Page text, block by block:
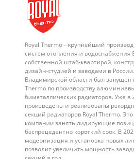
Royal Thermo – крупнейший
систем отопления и водоснабжения
собственной штаб-квартирой,
дизайн-студией и заводами в
Владимирской области был запущен
Thermo по производству
биметаллических радиаторов. Уже в
произведены и реализованы
секций радиаторов Royal Thermo.
компании занять лидирующие
беспрецедентно короткий срок. В
модернизация и установка новых
позволит увеличить мощность